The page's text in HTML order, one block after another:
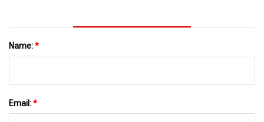
Name:*
Email:*